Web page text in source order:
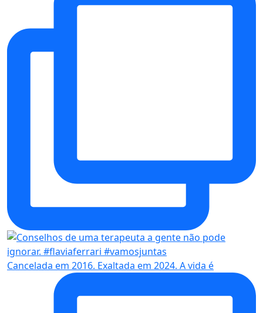
Cancelada em 2016. Exaltada em 2024. A vida é